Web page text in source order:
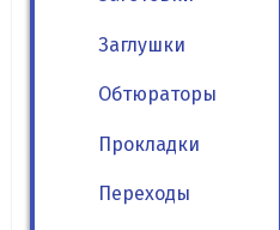
Заглушки
Обтюраторы
Прокладки
Переходы